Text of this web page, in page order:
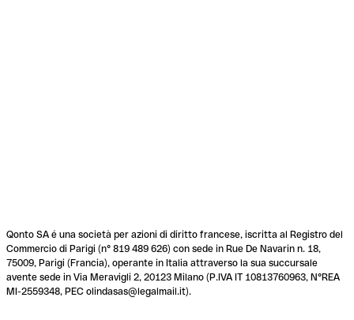
Qonto SA é una società per azioni di diritto francese, iscritta al Registro del
Commercio di Parigi (n° 819 489 626) con sede in Rue De Navarin n. 18,
75009, Parigi (Francia), operante in Italia attraverso la sua succursale
avente sede in Via Meravigli 2, 20123 Milano (P.IVA IT 10813760963, N°REA
MI-2559348, PEC olindasas@legalmail.it).